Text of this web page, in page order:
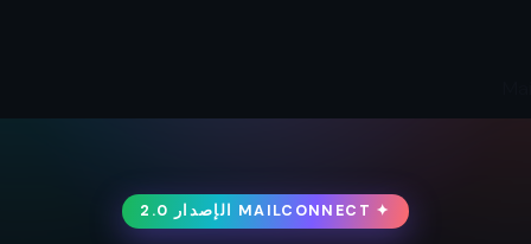
✦ MAILCONNECT الإصدار 2.0